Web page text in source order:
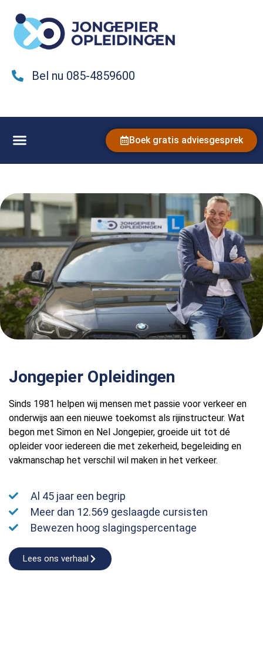
Bel nu 085-4859600
Boek gratis adviesgesprek
Jongepier Opleidingen
Sinds 1981 helpen wij mensen met passie voor verkeer en
onderwijs aan een nieuwe toekomst als rijinstructeur. Wat
begon met Simon en Nel Jongepier, groeide uit tot dé
opleider voor iedereen die met zekerheid, begeleiding en
vakmanschap het verschil wil maken in het verkeer.
Al 45 jaar een begrip
Meer dan 12.569 geslaagde cursisten
Bewezen hoog slagingspercentage
Lees ons verhaal